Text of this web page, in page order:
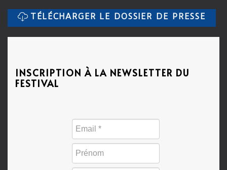
TÉLÉCHARGER LE DOSSIER DE PRESSE
INSCRIPTION À LA NEWSLETTER DU
FESTIVAL